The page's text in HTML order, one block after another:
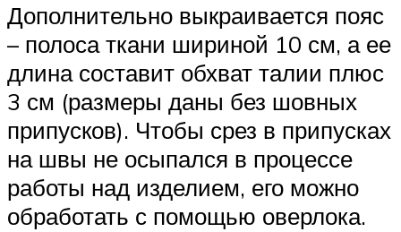
Дополнительно выкраивается пояс
– полоса ткани шириной 10 см, а ее
длина составит обхват талии плюс
3 см (размеры даны без шовных
припусков). Чтобы срез в припусках
на швы не осыпался в процессе
работы над изделием, его можно
обработать с помощью оверлока.